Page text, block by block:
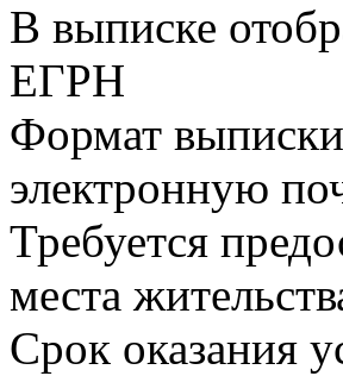
В выписке
ЕГРН
Формат
электронную
Требуется
места
Срок оказания